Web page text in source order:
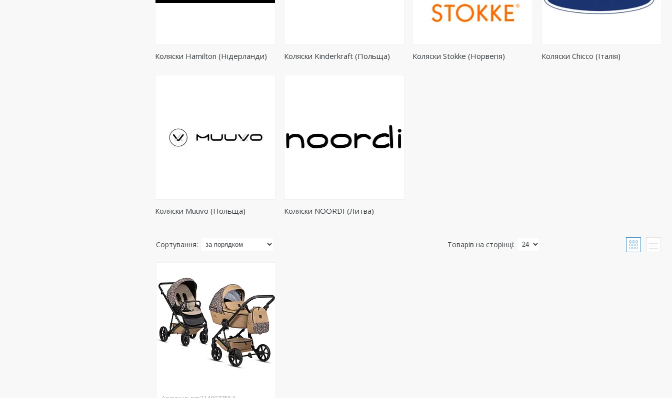
Коляски Hamilton (Нідерланди) Коляски Kinderkraft (Польща) Коляски Stokke (Норвегія) Коляски Chicco (Італія)
Коляски Muuvo (Польща) Коляски NOORDI (Литва)